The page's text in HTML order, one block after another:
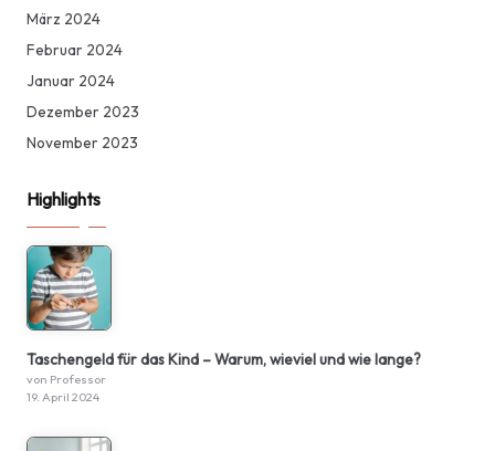
März 2024
Februar 2024
Januar 2024
Dezember 2023
November 2023
Highlights
Taschengeld für das Kind – Warum, wieviel und wie lange?
von Professor
19. April 2024